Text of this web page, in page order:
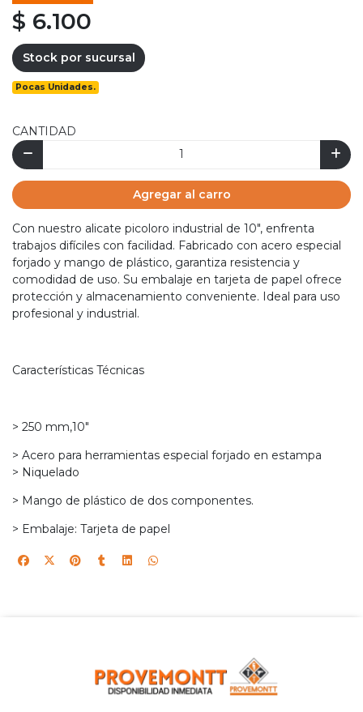
$ 6.100
Stock por sucursal
Pocas Unidades.
CANTIDAD
Agregar al carro
Con nuestro alicate picoloro industrial de 10", enfrenta
trabajos difíciles con facilidad. Fabricado con acero especial
forjado y mango de plástico, garantiza resistencia y
comodidad de uso. Su embalaje en tarjeta de papel ofrece
protección y almacenamiento conveniente. Ideal para uso
profesional y industrial.
Características Técnicas
> 250 mm,10"
> Acero para herramientas especial forjado en estampa
> Niquelado
> Mango de plástico de dos componentes.
> Embalaje: Tarjeta de papel